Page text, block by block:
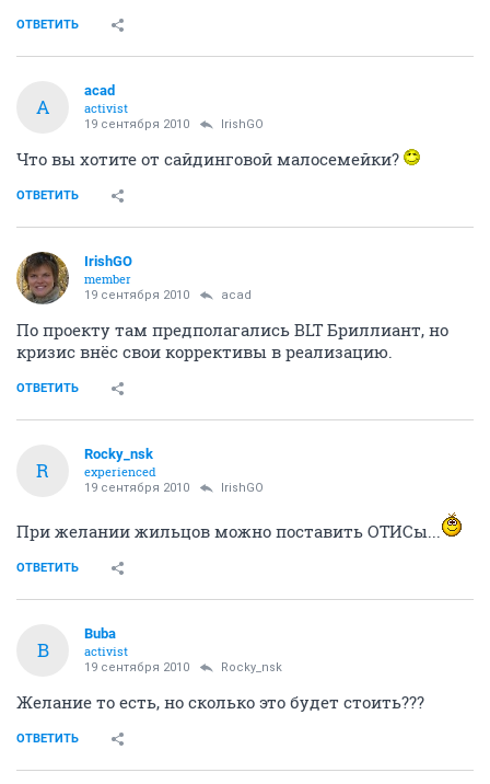
ОТВЕТИТЬ
A
acad
activist
19 сентября 2010 IrishGO
Что вы хотите от сайдинговой малосемейки?
ОТВЕТИТЬ
IrishGO
member
19 сентября 2010 acad
По проекту там предполагались BLT Бриллиант, но
кризис внёс свои коррективы в реализацию.
ОТВЕТИТЬ
R
Rocky_nsk
experienced
19 сентября 2010 IrishGO
При желании жильцов можно поставить ОТИСы...
ОТВЕТИТЬ
B
Buba
activist
19 сентября 2010 Rocky_nsk
Желание то есть, но сколько это будет стоить???
ОТВЕТИТЬ